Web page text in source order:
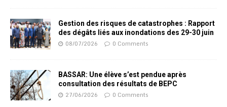
Gestion des risques de catastrophes : Rapport
des dégâts liés aux inondations des 29-30 juin
08/07/2026 0 Comments
BASSAR: Une élève s’est pendue après
consultation des résultats de BEPC
27/06/2026 0 Comments